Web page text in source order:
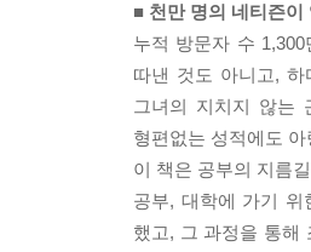
꿈을 이룰 수 있겠냐
도 하지 않으면서 결
짐했다. '왕관을 쓰려
---「꿈은 이루어진다는
■ 천만 명의 네티즌
누적 방문자 수
따낸 것도 아니고,
그녀의 지치지 않는
형편없는 성적에도
이 책은 공부의 지름
공부, 대학에 가기
했고, 그 과정을 통해